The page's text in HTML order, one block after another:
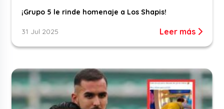
¡Grupo 5 le rinde homenaje a Los Shapis!
31 Jul 2025 Leer más